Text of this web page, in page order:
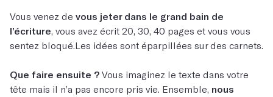
Vous venez de vous jeter dans le grand bain de
l’écriture, vous avez écrit 20, 30, 40 pages et vous vous
sentez bloqué.Les idées sont éparpillées sur des carnets.
Que faire ensuite ? Vous imaginez le texte dans votre
tête mais il n’a pas encore pris vie. Ensemble, nous